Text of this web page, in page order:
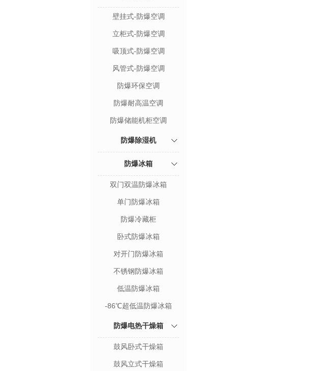
壁挂式-防爆空调
立柜式-防爆空调
吸顶式-防爆空调
风管式-防爆空调
防爆环保空调
防爆耐高温空调
防爆储能机柜空调
防爆除湿机
防爆冰箱
双门双温防爆冰箱
单门防爆冰箱
防爆冷藏柜
卧式防爆冰箱
对开门防爆冰箱
不锈钢防爆冰箱
低温防爆冰箱
-86℃超低温防爆冰箱
防爆电热干燥箱
鼓风卧式干燥箱
鼓风立式干燥箱